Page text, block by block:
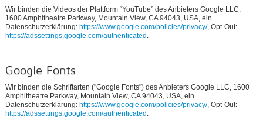
Wir binden die Videos der Plattform “YouTube” des Anbieters Google LLC,
1600 Amphitheatre Parkway, Mountain View, CA 94043, USA, ein.
Datenschutzerklärung: https://www.google.com/policies/privacy/, Opt-Out:
https://adssettings.google.com/authenticated
Google Fonts
Wir binden die Schriftarten ("Google Fonts") des Anbieters Google LLC, 1600
Amphitheatre Parkway, Mountain View, CA 94043, USA, ein.
Datenschutzerklärung: https://www.google.com/policies/privacy/, Opt-Out:
https://adssettings.google.com/authenticated